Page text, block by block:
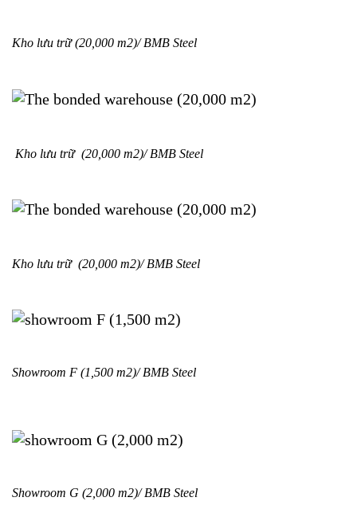
Kho lưu trữ(20,000 m2)/BMB Steel
Kho lưu trữ (20,000 m2)/BMB Steel
Kho lưu trữ (20,000 m2)/BMB Steel
Showroom F (1,500 m2)/BMB Steel
Showroom G (2,000 m2)/ BMB Steel